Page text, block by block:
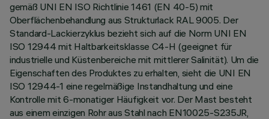
gemäß UNI EN ISO Richtlinie 1461 (EN 40-5) mit
Oberflächenbehandlung aus Strukturlack RAL 9005. Der
Standard-Lackierzyklus bezieht sich auf die Norm UNI EN
ISO 12944 mit Haltbarkeitsklasse C4-H (geeignet für
industrielle und Küstenbereiche mit mittlerer Salinität). Um die
Eigenschaften des Produktes zu erhalten, sieht die UNI EN
ISO 12944-1 eine regelmäßige Instandhaltung und eine
Kontrolle mit 6-monatiger Häufigkeit vor. Der Mast besteht
aus einem einzigen Rohr aus Stahl nach EN10025-S235JR,